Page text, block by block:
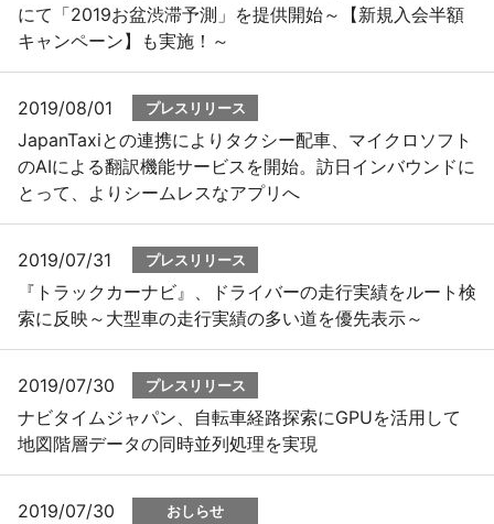
にて「2019お盆渋滞予測」を提供開始～【新規入会半額
キャンペーン】も実施！～
2019/08/01 プレスリリース
JapanTaxiとの連携によりタクシー配車、マイクロソフト
のAIによる翻訳機能サービスを開始。訪日インバウンドに
とって、よりシームレスなアプリへ
2019/07/31 プレスリリース
『トラックカーナビ』、ドライバーの走行実績をルート検
索に反映～大型車の走行実績の多い道を優先表示～
2019/07/30 プレスリリース
ナビタイムジャパン、自転車経路探索にGPUを活用して
地図階層データの同時並列処理を実現
2019/07/30 おしらせ